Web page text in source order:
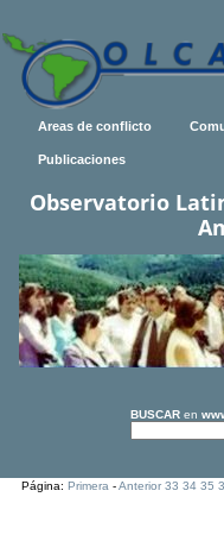
Areas de conflicto
Publicaciones
Observatorio
BUSCAR en
Página:Primera -Anterior 33 34 35